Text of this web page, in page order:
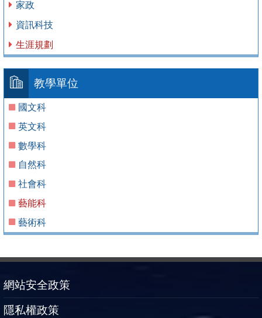
家政
資訊科技
生涯規劃
教學單位
國文科
英文科
數學科
自然科
社會科
藝能科
藝術科
網站安全政策
隱私權政策